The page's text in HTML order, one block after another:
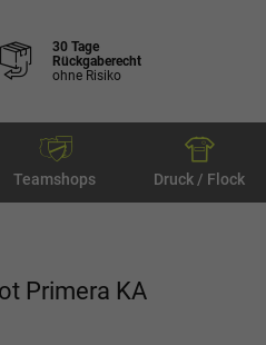
30 Tage
Rückgaberecht
ohne Risiko
Teamshops Druck / Flock
Primera KA